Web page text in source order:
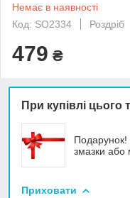
Немає в наявності
Код: SO2334
Роздріб
479 ₴
При купівлі
змазки або
Приховати